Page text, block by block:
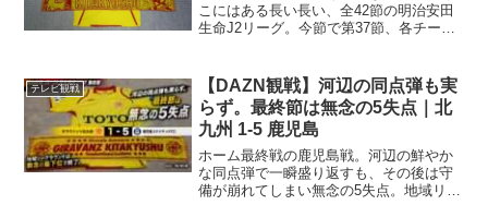
こにはある長い長い、全42節の明治安田
生命J2リーグ。今節で第37節、各チー
争いから抜け出せずにいますが、もうこ
こまでくると、相手が...
テレビ観戦
【DAZN観戦】河辺の同点弾も実
らず。最終節は無念の5失点｜北
九州 1-5 鹿児島
ホーム最終戦の鹿児島戦。河辺の鮮やか
な同点弾で一瞬盛り返すも、その後は守
備が崩れてしまい無念の5失点。地域リー